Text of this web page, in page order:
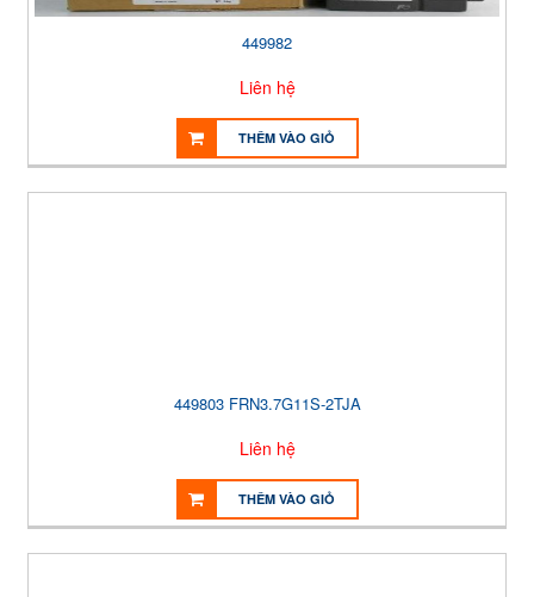
449982
Liên hệ
THÊM VÀO GIỎ
449803 FRN3.7G11S-2TJA
Liên hệ
THÊM VÀO GIỎ